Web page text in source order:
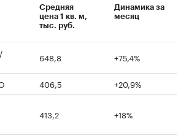
Средняя
цена 1 кв. м,
тыс. руб.
Динамика за
месяц
648,8 +75,4%
406,5
+20,9%
413,2 +18%